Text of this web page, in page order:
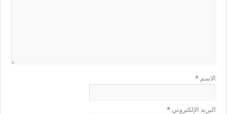
الاسم*
البريد الإلكتروني*